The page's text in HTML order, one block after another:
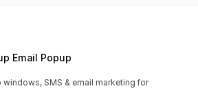
Email Popup
SMS & email marketing for